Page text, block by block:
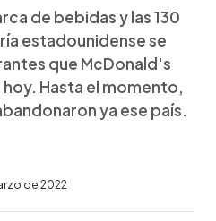
de bebidas y las 130
estadounidense se
que McDonald's
Hasta el momento,
ya ese país.
de 2022